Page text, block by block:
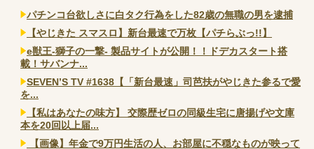
パチンコ台欲しさに白タク行為をした82歳の無職の男を逮捕
【やじきた スマスロ】新台最速で万枚【パチらぶっ!!】
e獣王-獅子の一撃- 製品サイトが公開！！ドデカスタート搭
載！サバンナ...
SEVEN’S TV #1638【「新台最速」司芭扶がやじきた参るで愛
を...
【私はあなたの味方】 交際歴ゼロの同級生宅に唐揚げや文庫
本を20回以上届...
【画像】年金で9万円生活の人、お部屋に不穏なものが映って